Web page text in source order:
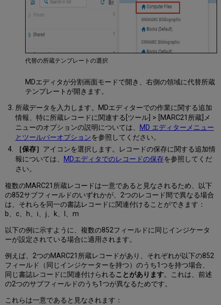
番
タ
の
使
用
事
例
代替の所蔵テンプレートの選択
MDエディタが分割画面モードで開き、右側の領域に代替所蔵
テンプレートが開きます。
所蔵データを入力します。MDエディターでの作業に関する追加
情報、特に所蔵レコードに関連する[ツール] > [MARC21所蔵]メ
ニューのオプションの説明については、
MD エディターメニュー
とツールバーオプションを参照してください。
［保存］ アイコンを選択します。レコードの保存に関する追加情
報については、
MDエディタでのレコードの保存を参照してくだ
さい。
複数のMARC21所蔵レコードは一意であると見なされるため、以下
の852サブフィールドのいずれかが、2つのレコード間で異なる場合
は、それらを同一の書誌レコードに関連付けることができます：
b、c、h、i、j、k、l、m
以下の例に示すように、複数の852フィールドに同じインジケータ
ーが設定されている場合に適用されます。
例えば、2つのMARC21所蔵レコードがあり、それぞれが以下の852
フィールド（同じインジケーターを持つ）のうち1つを持つ場合、
同じ書誌レコードに関連付けられることがあります。これは、前述
の2つのサブフィールドのうち1つが異なるためです。
これらは一意であると見なされます：